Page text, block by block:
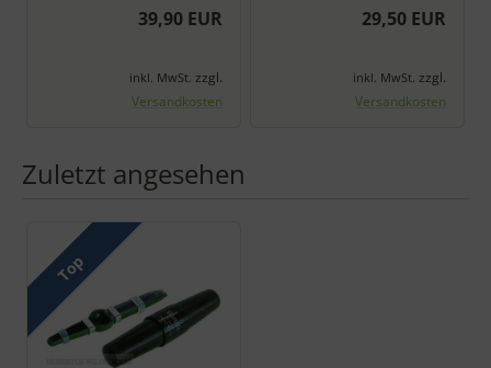
39,90 EUR
inkl. MwSt. zzgl.
Versandkosten
29,50 EUR
inkl. MwSt. zzgl.
Versandkosten
Zuletzt angesehen
Es folgt ein Produktslider - navigieren Sie mit der Tab-Taste
Top